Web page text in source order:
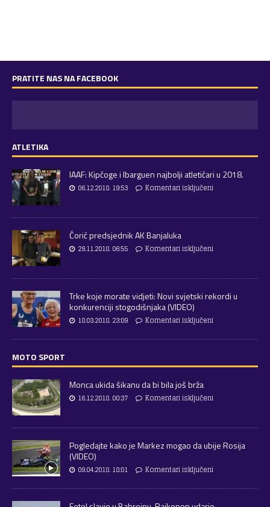
PRATITE NAS NA FACEBOOK
ATLETIKA
IAAF: Kipčoge i Ibarguen najbolji atletičari u 2018.
06.12.2018. 19:53 Komentari isključeni
Ćorić predsjednik AK Banjaluka
29.11.2018. 06:55 Komentari isključeni
Trke koje morate vidjeti: Novi svjetski rekordi u
konkurenciji stogodišnjaka (VIDEO)
18.03.2018. 23:09 Komentari isključeni
MOTO SPORT
Monca ukida šikanu da bi bila još brža
16.12.2018. 00:37 Komentari isključeni
Pogledajte kako je Markez mogao da ubije Rosija
(VIDEO)
09.04.2018. 18:01 Komentari isključeni